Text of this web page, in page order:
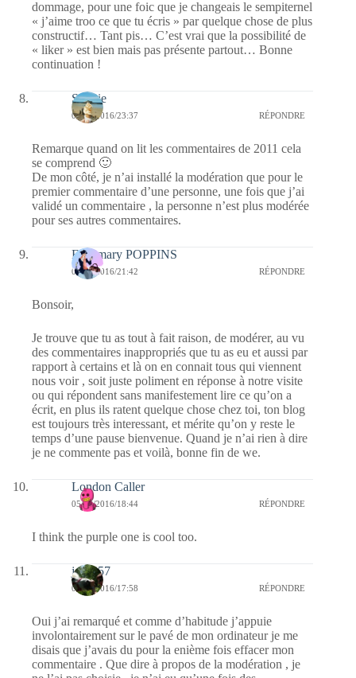
dommage, pour une foic que je changeais le sempiternel
« j’aime troo ce que tu écris » par quelque chose de plus
constructif… Tant pis… C’est vrai que la possibilité de
« liker » est bien mais pas présente partout… Bonne
continuation !
Sophie
05/06/2016/23:37 RÉPONDRE
Remarque quand on lit les commentaires de 2011 cela
se comprend 🙂
De mon côté, je n’ai installé la modération que pour le
premier commentaire d’une personne, une fois que j’ai
validé un commentaire , la personne n’est plus modérée
pour ses autres commentaires.
Fabymary POPPINS
05/06/2016/21:42 RÉPONDRE
Bonsoir,
Je trouve que tu as tout à fait raison, de modérer, au vu
des commentaires inappropriés que tu as eu et aussi par
rapport à certains et là on en connait tous qui viennent
nous voir , soit juste poliment en réponse à notre visite
ou qui répondent sans manifestement lire ce qu’on a
écrit, en plus ils ratent quelque chose chez toi, ton blog
est toujours très interessant, et mérite qu’on y reste le
temps d’une pause bienvenue. Quand je n’ai rien à dire
je ne commente pas et voilà, bonne fin de we.
London Caller
05/06/2016/18:44 RÉPONDRE
I think the purple one is cool too.
jazzy57
05/06/2016/17:58 RÉPONDRE
Oui j’ai remarqué et comme d’habitude j’appuie
involontairement sur le pavé de mon ordinateur je me
disais que j’avais du pour la enième fois effacer mon
commentaire . Que dire à propos de la modération , je